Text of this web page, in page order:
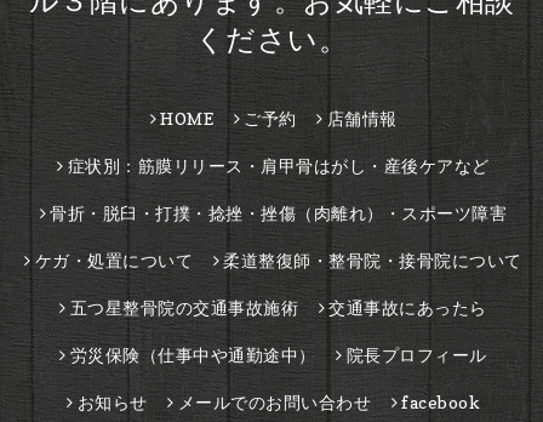
ください。
HOME ご予約 店舗情報
症状別：筋膜リリース・肩甲骨はがし・産後ケアなど
骨折・脱臼・打撲・捻挫・挫傷（肉離れ）・スポーツ障害
ケガ・処置について 柔道整復師・整骨院・接骨院について
五つ星整骨院の交通事故施術 交通事故にあったら
労災保険（仕事中や通勤途中） 院長プロフィール
お知らせ メールでのお問い合わせ facebook